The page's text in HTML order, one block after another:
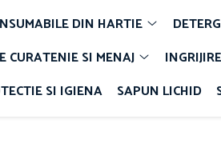
DIN HARTIE
CURATENIE SI MENAJ
SI IGIENA
SAPUN LICHID